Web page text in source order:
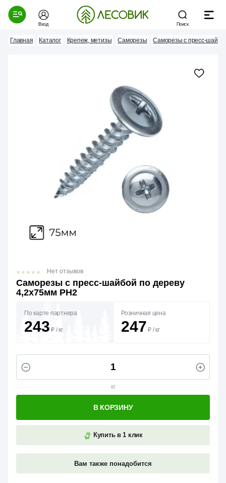
Вход Поиск
Главная Каталог Крепеж, метизы Саморезы Саморезы с пресс-
Саморезы с пресс-шайбой по дереву
4,2х75мм PH2
Нет отзывов
По карте партнера
243 ₽ /кг
Розничная цена
247 ₽ /кг
кг
Купить в 1 клик
Вам также понадобится
В КОРЗИНУ